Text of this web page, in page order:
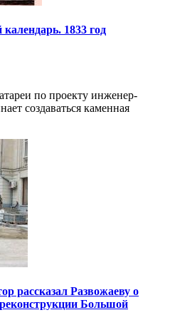
1833 год
по проекту инженер-
создаваться каменная
рассказал Развожаеву о
Большой